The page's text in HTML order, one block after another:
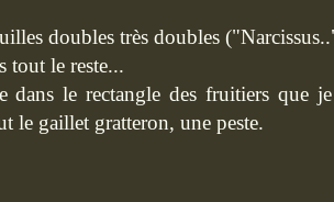
doubles très doubles
tout le reste...
dans le rectangle des fruitiers que
le gaillet gratteron, une peste.